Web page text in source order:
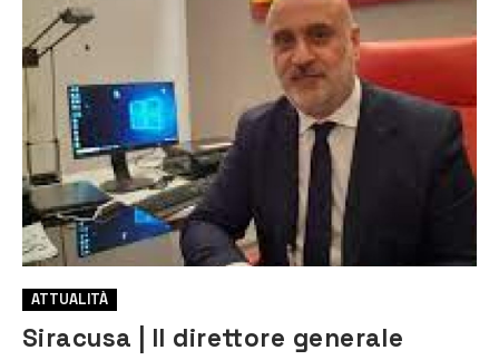
ATTUALITÀ
Siracusa | Il direttore generale